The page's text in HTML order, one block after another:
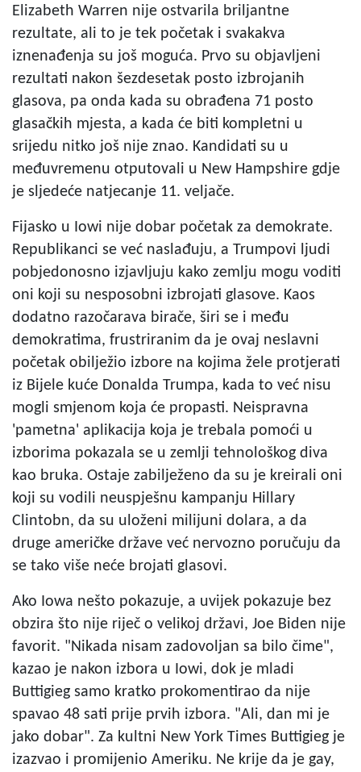
Elizabeth Warren nije ostvarila briljantne
rezultate, ali to je tek početak i svakakva
iznenađenja su još moguća. Prvo su objavljeni
rezultati nakon šezdesetak posto izbrojanih
glasova, pa onda kada su obrađena 71 posto
glasačkih mjesta, a kada će biti kompletni u
srijedu nitko još nije znao. Kandidati su u
međuvremenu otputovali u New Hampshire gdje
je sljedeće natjecanje 11. veljače.
Fijasko u Iowi nije dobar početak za demokrate.
Republikanci se već naslađuju, a Trumpovi ljudi
pobjedonosno izjavljuju kako zemlju mogu voditi
oni koji su nesposobni izbrojati glasove. Kaos
dodatno razočarava birače, širi se i među
demokratima, frustriranim da je ovaj neslavni
početak obilježio izbore na kojima žele protjerati
iz Bijele kuće Donalda Trumpa, kada to već nisu
mogli smjenom koja će propasti. Neispravna
'pametna' aplikacija koja je trebala pomoći u
izborima pokazala se u zemlji tehnološkog diva
kao bruka. Ostaje zabilježeno da su je kreirali oni
koji su vodili neuspješnu kampanju Hillary
Clintobn, da su uloženi milijuni dolara, a da
druge američke države već nervozno poručuju da
se tako više neće brojati glasovi.
Ako Iowa nešto pokazuje, a uvijek pokazuje bez
obzira što nije riječ o velikoj državi, Joe Biden nije
favorit. "Nikada nisam zadovoljan sa bilo čime",
kazao je nakon izbora u Iowi, dok je mladi
Buttigieg samo kratko prokomentirao da nije
spavao 48 sati prije prvih izbora. "Ali, dan mi je
jako dobar". Za kultni New York Times Buttigieg je
izazvao i promijenio Ameriku. Ne krije da je gay,